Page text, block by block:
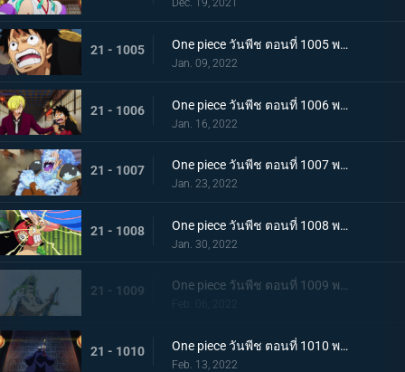
Dec. 19, 2021
21 - 1005 One piece วันพีช ตอนที่ 1005 พากย์ไทย อานุภาพของอสูรน้ำแข็ง กระสุนภัยโรคระบาดแบบใหม่
Jan. 09, 2022
21 - 1006 One piece วันพีช ตอนที่ 1006 พากย์ไทย อภัยให้ไม่ได้! การตัดสินใจของช็อปเปอร์
Jan. 16, 2022
21 - 1007 One piece วันพีช ตอนที่ 1007 พากย์ไทย การไล่ล่าของโซโล! อสูรน้ำแข็ง in เกมไล่จับ
Jan. 23, 2022
21 - 1008 One piece วันพีช ตอนที่ 1008 พากย์ไทย นามิยอมจำนน ท่าเฮดบลัดของอุลติ
Jan. 30, 2022
21 - 1009 One piece วันพีช ตอนที่ 1009 พากย์ไทย ซาซากิรุกหนัก หน่วยรบหุ้มเกราะปะทะยามาโตะ
Feb. 06, 2022
21 - 1010 One piece วันพีช ตอนที่ 1010 พากย์ไทย ทลายอสูรน้ำแข็ง แผนเพลิงของช็อปเปอร์!
Feb. 13, 2022